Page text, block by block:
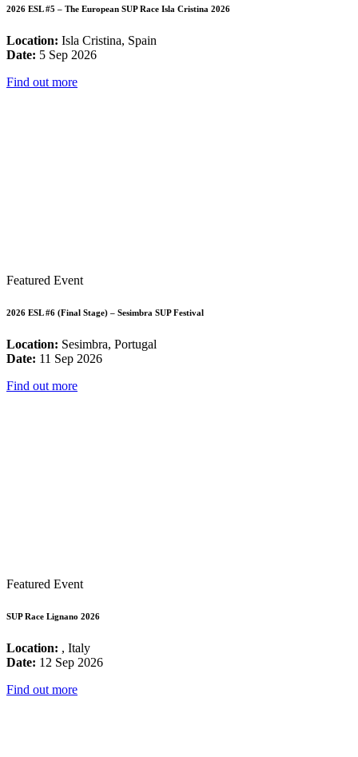
2026 ESL #5 – The European SUP Race Isla Cristina 2026
Location: Isla Cristina, Spain
Date: 5 Sep 2026
Find out more
Featured Event
2026 ESL #6 (Final Stage) – Sesimbra SUP Festival
Location: Sesimbra, Portugal
Date: 11 Sep 2026
Find out more
Featured Event
SUP Race Lignano 2026
Location: , Italy
Date: 12 Sep 2026
Find out more